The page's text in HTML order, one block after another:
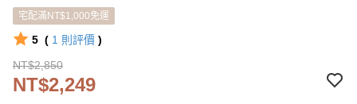
宅配滿NT$1,000免運
5 ( 1 則評價 )
NT$2,850
NT$2,249